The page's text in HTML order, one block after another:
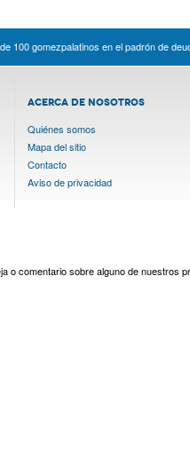
100 gomezpalatinos en el padrón de
ACERCA DE NOSOTROS
Quiénes somos
Mapa del sitio
Contacto
Aviso de privacidad
o comentario sobre alguno de nuestros